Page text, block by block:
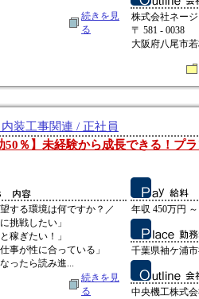
続きを見
る
株式会社ネー
〒 581 - 0038
大阪府八尾市
装工事関連 / 正社員
50％】未経験から成長できる！プ
する環境は何ですか？／
挑戦したい」
稼ぎたい！」
事が性に合っている」
ったら読み進...
続きを見
る
年収 450万円
千葉県袖ケ浦
中央機工株式